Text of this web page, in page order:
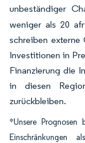
unbeständiger
weniger als 20
schreiben
Investitionen in
Finanzierung die
in diesen
zurückbleiben.
*Unsere Prognosen
Einschränkungen